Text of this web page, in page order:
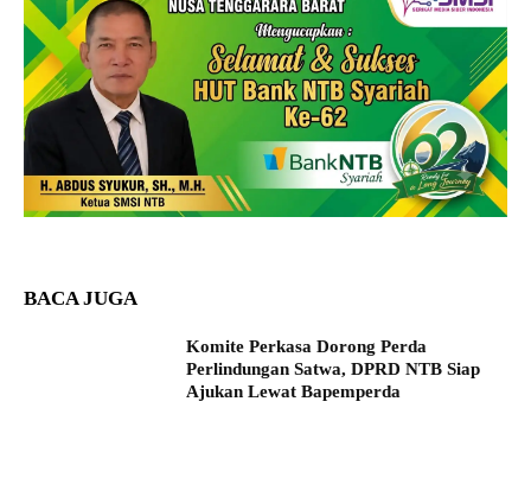
BACA JUGA
Komite Perkasa Dorong Perda
Perlindungan Satwa, DPRD NTB Siap
Ajukan Lewat Bapemperda